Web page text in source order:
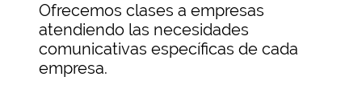
Ofrecemos clases a empresas
atendiendo las necesidades
comunicativas específicas de cada
empresa.